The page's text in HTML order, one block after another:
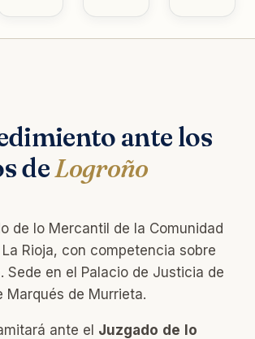
ante los
deLogroño
de lo Mercantil de la Comunidad
Rioja, con competencia sobre
Sede en el Palacio de Justicia de
Marqués de Murrieta.
ante el Juzgado de lo